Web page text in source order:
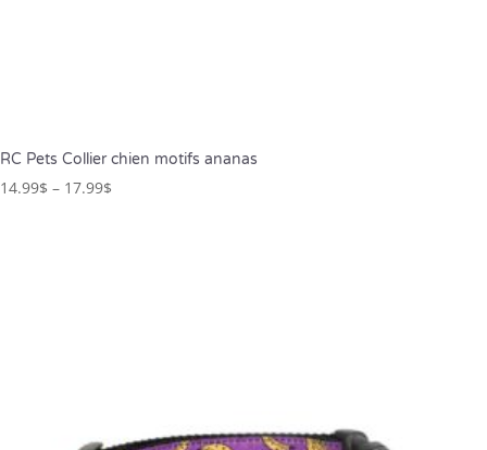
RC Pets Collier chien motifs ananas
14.99$ – 17.99$